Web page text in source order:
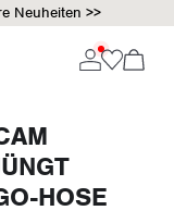
Neuheiten >>
HOSE